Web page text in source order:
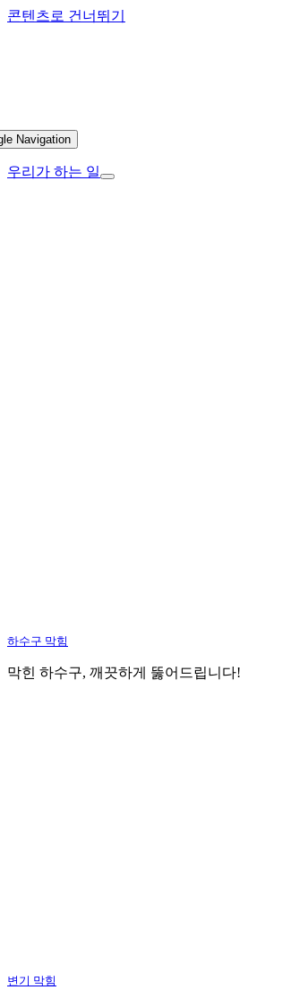
콘텐츠로 건너뛰기
Navigation
우리가 하는 일
하수구 막힘
막힌 하수구, 깨끗하게 뚫어드립니다!
변기 막힘